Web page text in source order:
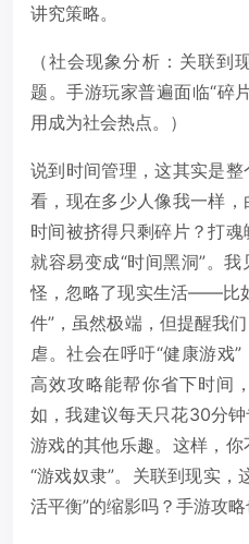
讲究策略。
（社会现象分析：关联到
题。手游玩家普遍面临“碎
用成为社会热点。）
说到时间管理，这其实是
看，现在多少人像我一样
时间被挤得只剩碎片？打魂
就容易变成“时间黑洞”。
怪，忽略了现实生活——比
件”，虽然极端，但提醒我
虐。社会在呼吁“健康游戏”
高效攻略能帮你省下时间
如，我建议每天只花30分
游戏的其他乐趣。这样，
“游戏奴隶”。关联到现实，
活平衡”的缩影吗？手游攻